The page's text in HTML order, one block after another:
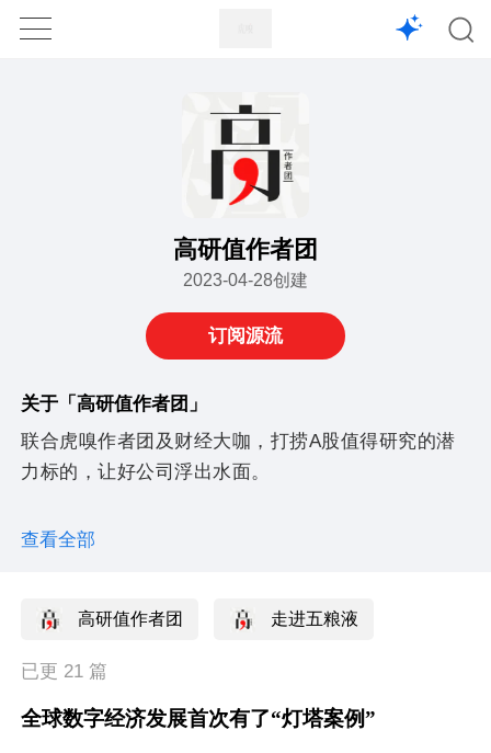
1X
高研值作者团
2023-04-28创建
订阅源流
关于「高研值作者团」
联合虎嗅作者团及财经大咖，打捞A股值得研究的潜
力标的，让好公司浮出水面。
源流主理人
查看全部
高研值作者团 走进五粮液
已更 21 篇
全球数字经济发展首次有了“灯塔案例”